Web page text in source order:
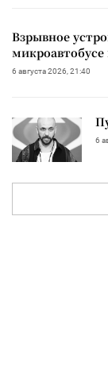
Взрывное
6 августа 2026, 21:40
6